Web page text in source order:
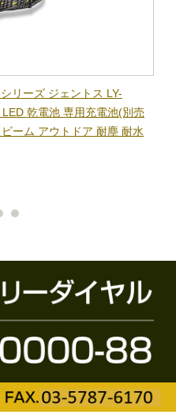
リーズ ジェントス LY-
乾電池 専用充電池(別売
ーム アウトドア 耐塵 耐水